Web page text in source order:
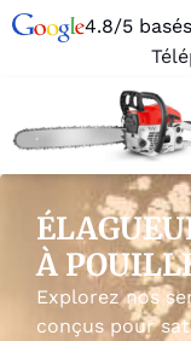
4.8/5
À
Explorez nos
conçus pour